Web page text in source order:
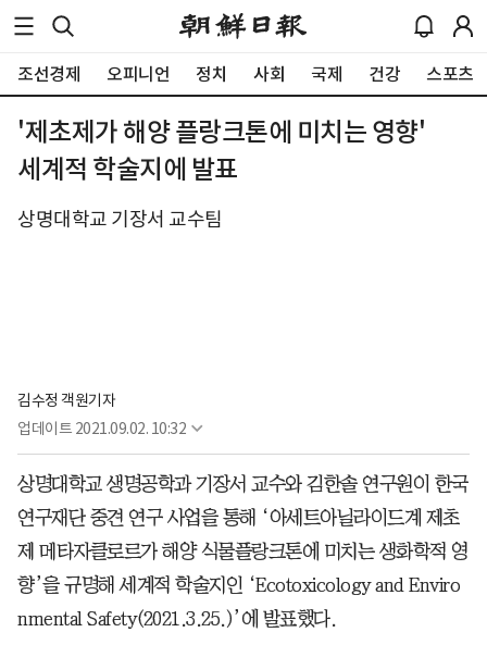
조선경제 오피니언 정치 사회 국제 건강 스포츠
'제초제가 해양 플랑크톤에 미치는 영향'
세계적 학술지에 발표
상명대학교 기장서 교수팀
김수정 객원기자
업데이트 2021.09.02. 10:32
상명대학교 생명공학과 기장서 교수와 김한솔 연구원이 한국
연구재단 중견 연구 사업을 통해 ‘아세트아닐라이드계 제초
제 메타자클로르가 해양 식물플랑크톤에 미치는 생화학적 영
향’을 규명해 세계적 학술지인 ‘Ecotoxicology and Enviro
nmental Safety(2021.3.25.)’에 발표했다.